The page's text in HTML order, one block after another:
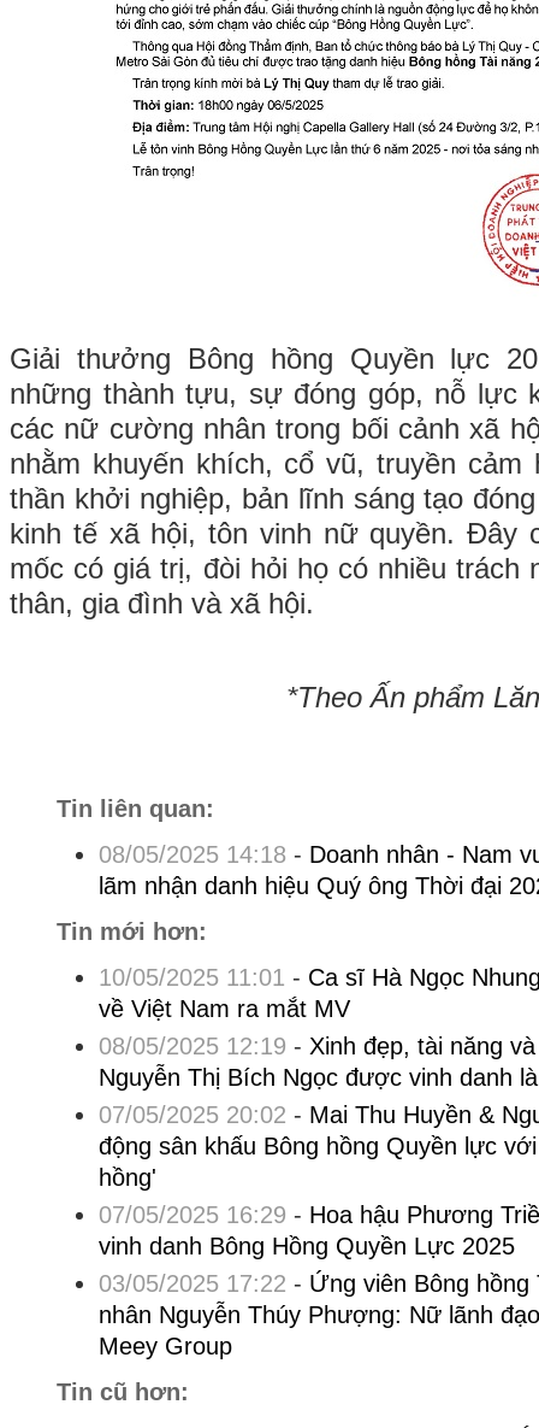
Giải thưởng Bông hồng Quyền lực
những thành tựu, sự đóng góp, nỗ lực
các nữ cường nhân trong bối cảnh xã
nhằm khuyến khích, cổ vũ, truyền
thần khởi nghiệp, bản lĩnh sáng tạo
kinh tế xã hội, tôn vinh nữ quyền. Đây
mốc có giá trị, đòi hỏi họ có nhiều trách
thân, gia đình và xã hội.
*Theo Ấn phẩm
Tin liên quan:
08/05/2025 14:18 - Doanh nhân - Nam
lãm nhận danh hiệu Quý ông Thời đại
Tin mới hơn:
10/05/2025 11:01 - Ca sĩ Hà Ngọc
về Việt Nam ra mắt MV
08/05/2025 12:19 - Xinh đẹp, tài năng
Nguyễn Thị Bích Ngọc được vinh danh
07/05/2025 20:02 - Mai Thu Huyền &
động sân khấu Bông hồng Quyền lực
hồng'
07/05/2025 16:29 - Hoa hậu Phương
vinh danh Bông Hồng Quyền Lực 2025
03/05/2025 17:22 - Ứng viên Bông hồng
nhân Nguyễn Thúy Phượng: Nữ lãnh
Meey Group
Tin cũ hơn: